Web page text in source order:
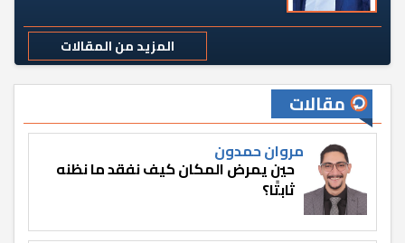
المزيد من المقالات
مقالات
مروان حمدون
حين يمرض المكان كيف نفقد ما نظنه
ثابتًا؟